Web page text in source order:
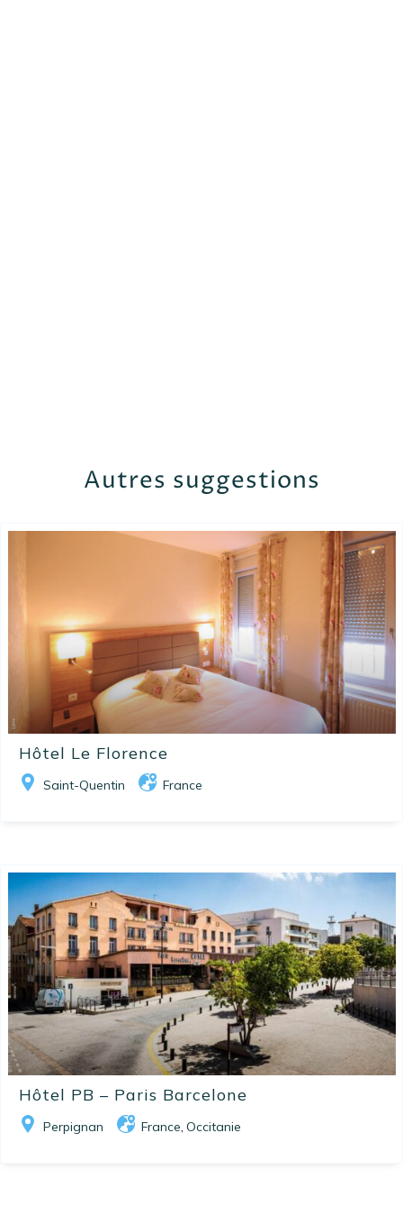
Autres suggestions
Hôtel Le Florence
Saint-Quentin France
Hôtel PB – Paris Barcelone
Perpignan France, Occitanie